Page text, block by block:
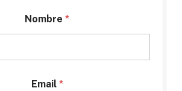
Nombre *
Email *